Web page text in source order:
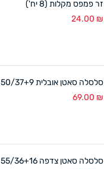
זר פמפס מקלות (8 יח')
24.00 ₪
סלסלה סאטן אובלית 50/37+9 ס"מ לבן
69.00 ₪
סלסלה סאטן צדפה 55/36+16 ס"מ לבן